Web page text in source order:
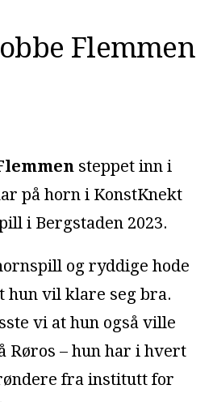
obbe Flemmen
steppet inn i
på horn i KonstKnekt
i Bergstaden 2023.
og ryddige hode
hun vil klare seg bra.
vi at hun også ville
Røros – hun har i hvert
fra institutt for